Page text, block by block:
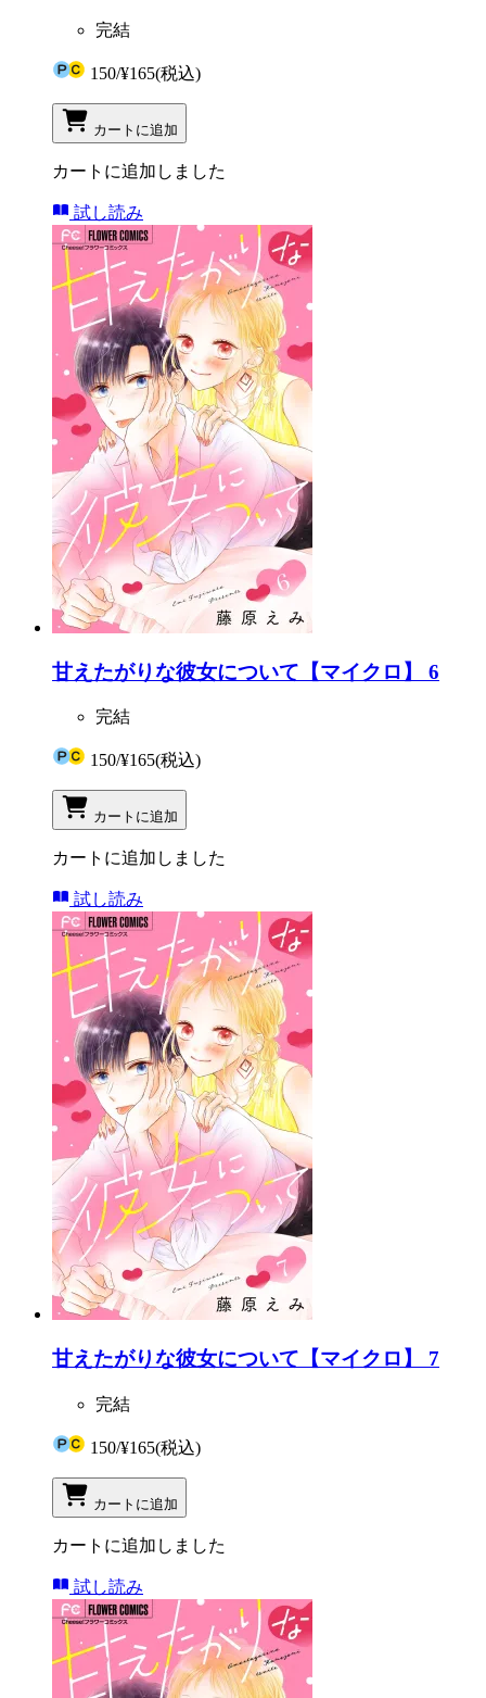
完結
150/¥165(税込)
カートに追加
カートに追加しました
試し読み
甘えたがりな彼女について【マイクロ】 6
完結
150/¥165(税込)
カートに追加
カートに追加しました
試し読み
甘えたがりな彼女について【マイクロ】 7
完結
150/¥165(税込)
カートに追加
カートに追加しました
試し読み